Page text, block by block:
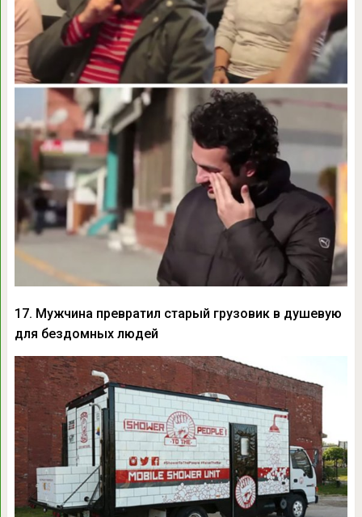
17. Мужчина превратил старый грузовик в душевую
для бездомных людей